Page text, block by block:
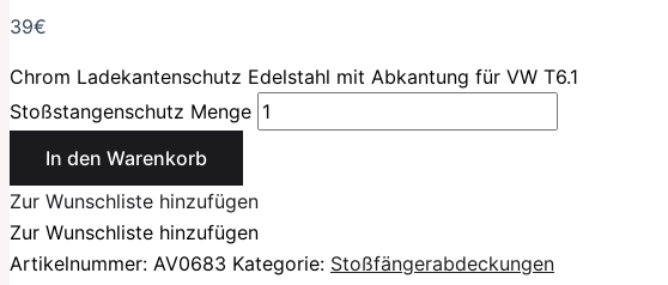
39€
Chrom Ladekantenschutz Edelstahl mit Abkantung für VW T6.1
Stoßstangenschutz Menge
In den Warenkorb
Zur Wunschliste hinzufügen
Zur Wunschliste hinzufügen
Artikelnummer: AV0683 Kategorie: Stoßfängerabdeckungen